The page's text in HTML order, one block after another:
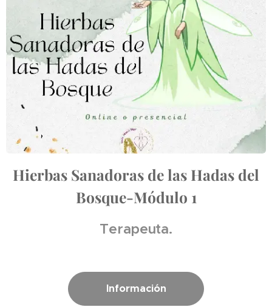
Hierbas Sanadoras de las Hadas del
Bosque-Módulo 1
Terapeuta.
Información